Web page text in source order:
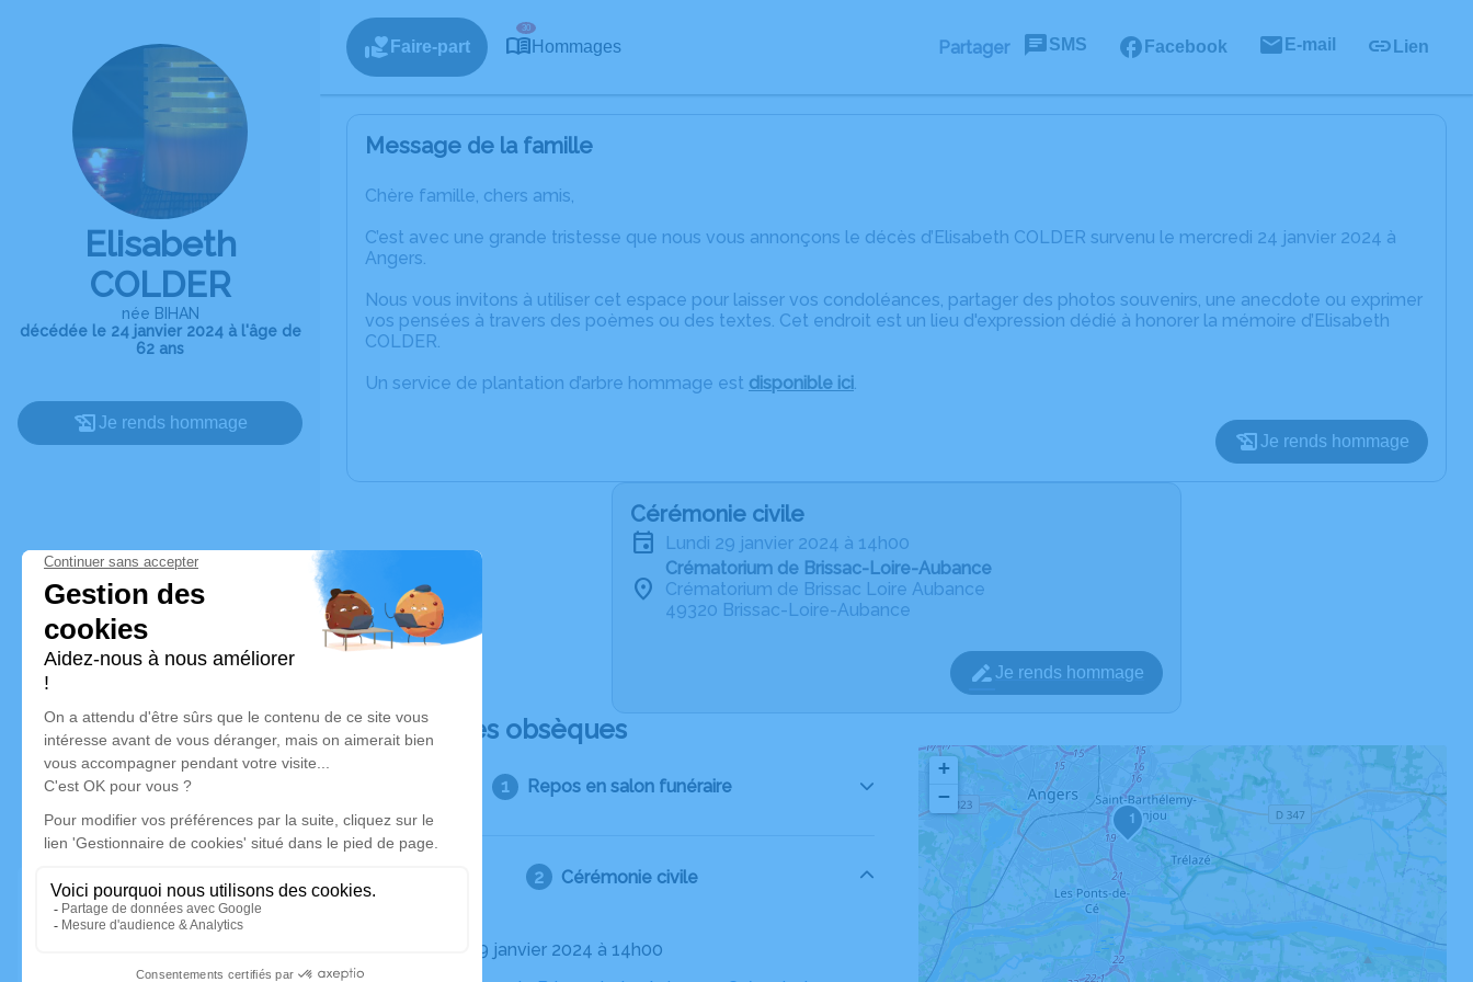
Elisabeth
COLDER
née BIHAN
décédée le 24 janvier 2024 à l'âge de
62 ans
Je rends hommage
Faire-part
30
Hommages Partager SMS Facebook E-mail Lien
Message de la famille
Chère famille, chers amis,
C’est avec une grande tristesse que nous vous annonçons le décès d’Elisabeth COLDER survenu le mercredi 24 janvier 2024 à
Angers.
Nous vous invitons à utiliser cet espace pour laisser vos condoléances, partager des photos souvenirs, une anecdote ou exprimer
vos pensées à travers des poèmes ou des textes. Cet endroit est un lieu d'expression dédié à honorer la mémoire d’Elisabeth
COLDER.
Un service de plantation d’arbre hommage est disponible ici.
Je rends hommage
Cérémonie civile
lundi 29 janvier 2024 à 14h00
Crématorium de Brissac-Loire-Aubance
Crématorium de Brissac Loire Aubance
49320 Brissac-Loire-Aubance
Je rends hommage
Déroulé des obsèques
Repos en salon funéraire
Cérémonie civile
Le lundi 29 janvier 2024 à 14h00
1
+
−